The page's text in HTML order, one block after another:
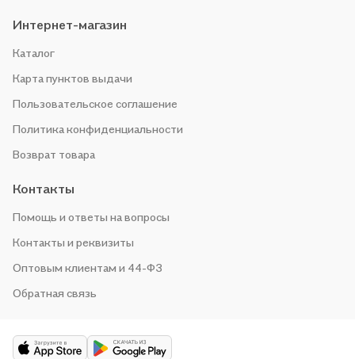
Интернет-магазин
Каталог
Карта пунктов выдачи
Пользовательское соглашение
Политика конфиденциальности
Возврат товара
Контакты
Помощь и ответы на вопросы
Контакты и реквизиты
Оптовым клиентам и 44-ФЗ
Обратная связь